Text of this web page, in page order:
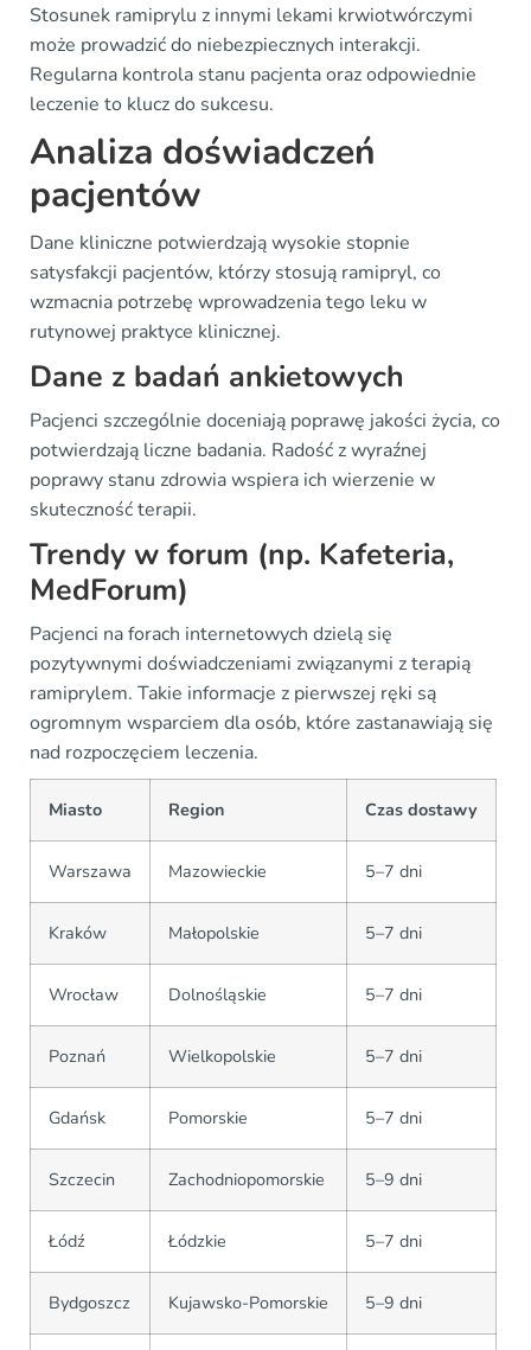
Stosunek ramiprylu z innymi lekami krwiotwórczymi
może prowadzić do niebezpiecznych interakcji.
Regularna kontrola stanu pacjenta oraz odpowiednie
leczenie to klucz do sukcesu.
Analiza doświadczeń
pacjentów
Dane kliniczne potwierdzają wysokie stopnie
satysfakcji pacjentów, którzy stosują ramipryl, co
wzmacnia potrzebę wprowadzenia tego leku w
rutynowej praktyce klinicznej.
Dane z badań ankietowych
Pacjenci szczególnie doceniają poprawę jakości życia, co
potwierdzają liczne badania. Radość z wyraźnej
poprawy stanu zdrowia wspiera ich wierzenie w
skuteczność terapii.
Trendy w forum (np. Kafeteria,
MedForum)
Pacjenci na forach internetowych dzielą się
pozytywnymi doświadczeniami związanymi z terapią
ramiprylem. Takie informacje z pierwszej ręki są
ogromnym wsparciem dla osób, które zastanawiają się
nad rozpoczęciem leczenia.
Miasto Region Czas dostawy
Warszawa Mazowieckie 5–7 dni
Kraków Małopolskie 5–7 dni
Wrocław Dolnośląskie 5–7 dni
Poznań Wielkopolskie 5–7 dni
Gdańsk Pomorskie 5–7 dni
Szczecin Zachodniopomorskie 5–9 dni
Łódź Łódzkie 5–7 dni
Bydgoszcz Kujawsko-Pomorskie 5–9 dni